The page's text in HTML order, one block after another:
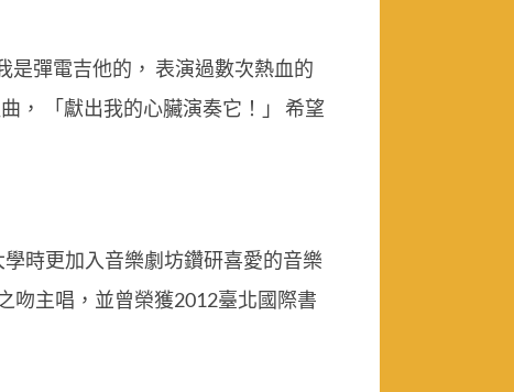
是彈電吉他的， 表演過數次熱血的
， 「獻出我的心臟演奏它！」 希望
時更加入音樂劇坊鑽研喜愛的音樂
吻主唱，並曾榮獲2012臺北國際書